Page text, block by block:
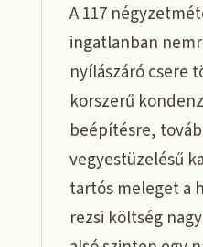
A 117
ingatlanban
nyílászáró csere
korszerű
beépítésre,
vegyestüzelésű
tartós meleget a
rezsi költség